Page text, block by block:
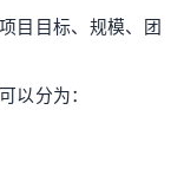
目目标、规模、团
以分为：